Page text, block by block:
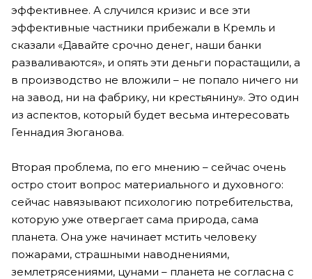
эффективнее. А случился кризис и все эти
эффективные частники прибежали в Кремль и
сказали «Давайте срочно денег, наши банки
разваливаются», и опять эти деньги порастащили, а
в производство не вложили – не попало ничего ни
на завод, ни на фабрику, ни крестьянину». Это один
из аспектов, который будет весьма интересовать
Геннадия Зюганова.
Вторая проблема, по его мнению – сейчас очень
остро стоит вопрос материального и духовного:
сейчас навязывают психологию потребительства,
которую уже отвергает сама природа, сама
планета. Она уже начинает мстить человеку
пожарами, страшными наводнениями,
землетрясениями, цунами – планета не согласна с